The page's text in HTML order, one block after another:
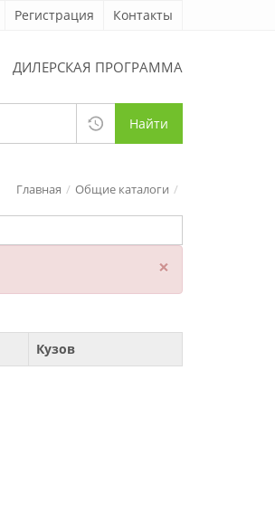
Регистрация Контакты
ДИЛЕРСКАЯ ПРОГРАММА
Найти
Главная Общие каталоги
×
Кузов